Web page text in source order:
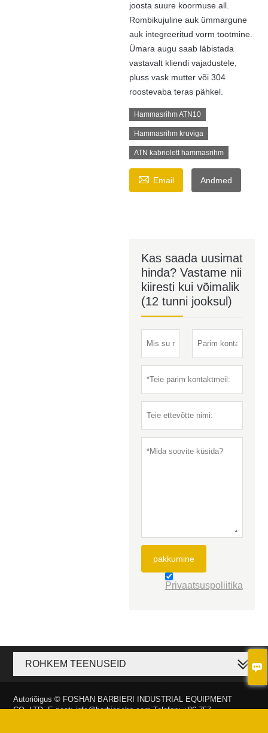

joosta suure koormuse all.
Rombikujuline auk ümmargune
auk integreeritud vorm tootmine.
Ümara augu saab läbistada
vastavalt kliendi vajadustele,
pluss vask mutter või 304
roostevaba teras pähkel.
Hammasrihm ATN10
Hammasrihm kruviga
ATN kabriolett hammasrihm
 Email Andmed
Kas saada uusimat
hinda? Vastame nii
kiiresti kui võimalik
(12 tunni jooksul)
pakkumine
Privaatsuspoliitika
ROHKEM TEENUSEID
Autoriõigus © FOSHAN BARBIERI INDUSTRIAL EQUIPMENT
CO.,LTD. E-post: info@barbierichn.com Telefon: +86-757-